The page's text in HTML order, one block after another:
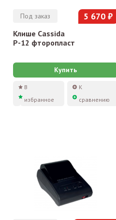
Под заказ 5 670 ₽
Клише Cassida
P-12 фторопласт
Купить
В
избранное
К
сравнению